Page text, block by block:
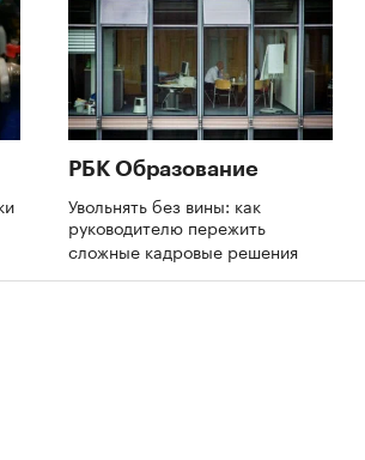
РБК Образование
Увольнять без вины: как
руководителю пережить
сложные кадровые решения